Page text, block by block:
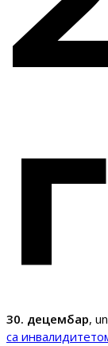
30. децембар,
са